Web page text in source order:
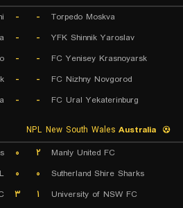
Torpedo Moskva
-
-
YFK Shinnik Yaroslav
-
-
FC Yenisey Krasnoyarsk
-
-
FC Nizhny Novgorod
-
-
FC Ural Yekaterinburg
-
-
Australia
Manly United FC
۲ ۰
Sutherland Shire Sharks
۰ ۰
University of NSW FC
۱ ۳